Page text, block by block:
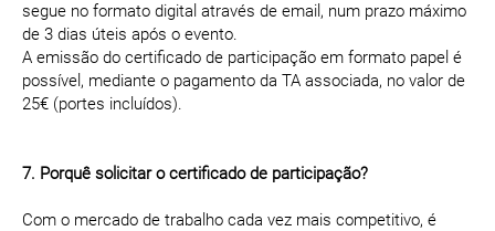
segue no formato digital através de email, num prazo máximo
de 3 dias úteis após o evento.
A emissão do certificado de participação em formato papel é
possível, mediante o pagamento da TA associada, no valor de
25€ (portes incluídos).
7. Porquê solicitar o certificado de participação?
Com o mercado de trabalho cada vez mais competitivo, é